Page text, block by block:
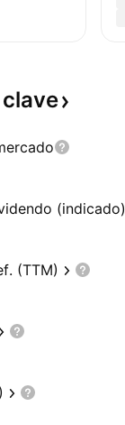
clave
(indicado)
(TTM)